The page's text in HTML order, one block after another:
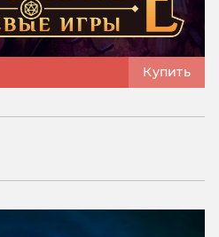
Купить